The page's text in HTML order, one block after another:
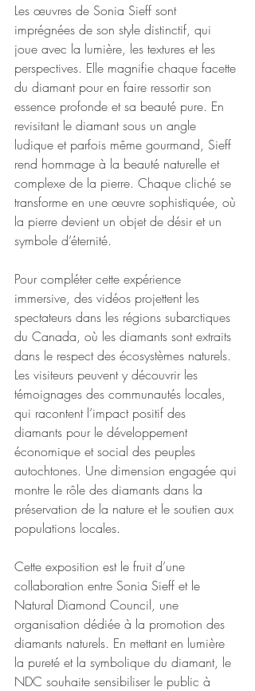
Les œuvres de Sonia Sieff sont
imprégnées de son style distinctif, qui
joue avec la lumière, les textures et les
perspectives. Elle magnifie chaque facette
du diamant pour en faire ressortir son
essence profonde et sa beauté pure. En
revisitant le diamant sous un angle
ludique et parfois même gourmand, Sieff
rend hommage à la beauté naturelle et
complexe de la pierre. Chaque cliché se
transforme en une œuvre sophistiquée, où
la pierre devient un objet de désir et un
symbole d’éternité.
Pour compléter cette expérience
immersive, des vidéos projettent les
spectateurs dans les régions subarctiques
du Canada, où les diamants sont extraits
dans le respect des écosystèmes naturels.
Les visiteurs peuvent y découvrir les
témoignages des communautés locales,
qui racontent l’impact positif des
diamants pour le développement
économique et social des peuples
autochtones. Une dimension engagée qui
montre le rôle des diamants dans la
préservation de la nature et le soutien aux
populations locales.
Cette exposition est le fruit d’une
collaboration entre Sonia Sieff et le
Natural Diamond Council, une
organisation dédiée à la promotion des
diamants naturels. En mettant en lumière
la pureté et la symbolique du diamant, le
NDC souhaite sensibiliser le public à